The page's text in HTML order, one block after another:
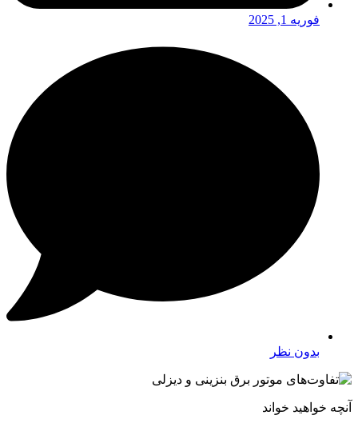
فوریه 1, 2025
بدون نظر
آنچه خواهید خواند